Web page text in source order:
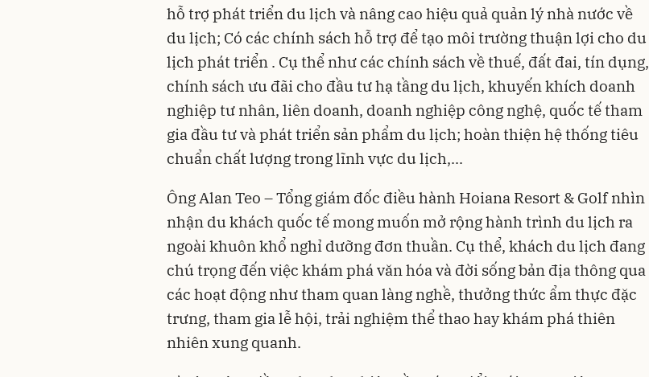
hỗ trợ phát triển du lịch và nâng cao hiệu quả quản lý nhà nước về
du lịch; Có các chính sách hỗ trợ để tạo môi trường thuận lợi cho du
lịch phát triển . Cụ thể như các chính sách về thuế, đất đai, tín dụng,
chính sách ưu đãi cho đầu tư hạ tầng du lịch, khuyến khích doanh
nghiệp tư nhân, liên doanh, doanh nghiệp công nghệ, quốc tế tham
gia đầu tư và phát triển sản phẩm du lịch; hoàn thiện hệ thống tiêu
chuẩn chất lượng trong lĩnh vực du lịch,...
Ông Alan Teo – Tổng giám đốc điều hành Hoiana Resort & Golf nhìn
nhận du khách quốc tế mong muốn mở rộng hành trình du lịch ra
ngoài khuôn khổ nghỉ dưỡng đơn thuần. Cụ thể, khách du lịch đang
chú trọng đến việc khám phá văn hóa và đời sống bản địa thông qua
các hoạt động như tham quan làng nghề, thưởng thức ẩm thực đặc
trưng, tham gia lễ hội, trải nghiệm thể thao hay khám phá thiên
nhiên xung quanh.